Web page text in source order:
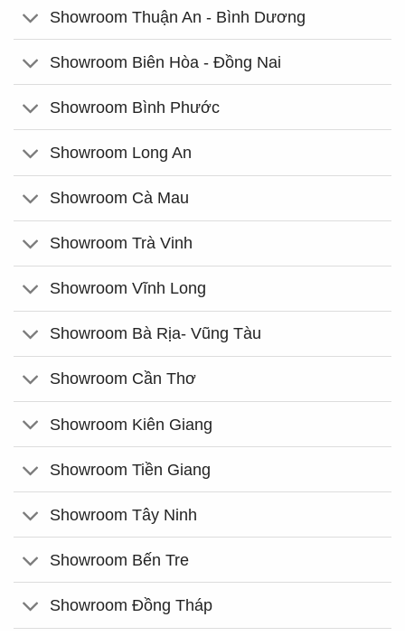
Showroom Thuận An - Bình Dương
Showroom Biên Hòa - Đồng Nai
Showroom Bình Phước
Showroom Long An
Showroom Cà Mau
Showroom Trà Vinh
Showroom Vĩnh Long
Showroom Bà Rịa- Vũng Tàu
Showroom Cần Thơ
Showroom Kiên Giang
Showroom Tiền Giang
Showroom Tây Ninh
Showroom Bến Tre
Showroom Đồng Tháp